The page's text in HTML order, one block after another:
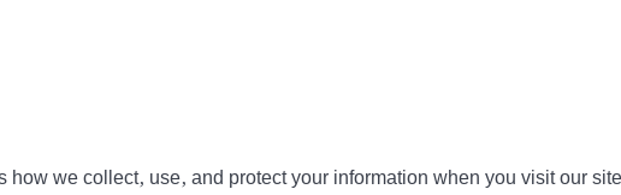
we collect, use, and protect your information when you visit our